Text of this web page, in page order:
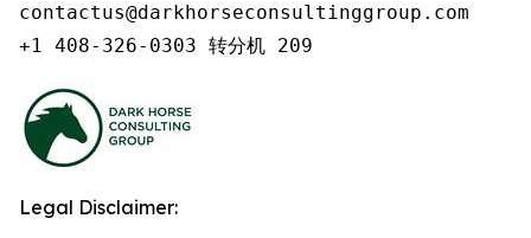
contactus@darkhorseconsultinggroup.com
+1 408-326-0303 转分机 209
Legal Disclaimer: